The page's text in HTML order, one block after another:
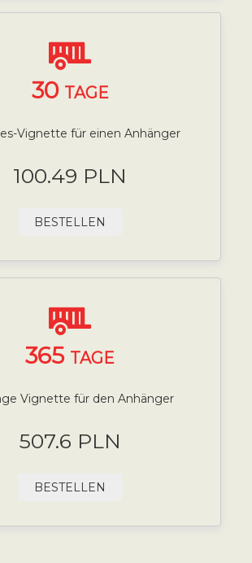
30 TAGE
Vignette für einen Anhänger
100.49 PLN
BESTELLEN
365 TAGE
Vignette für den Anhänger
507.6 PLN
BESTELLEN